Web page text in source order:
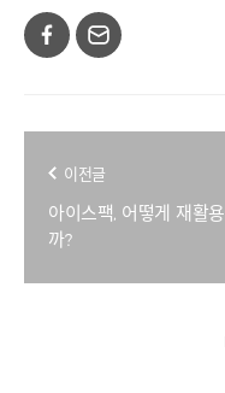
이전글
아이스팩, 어떻게 재활
까?